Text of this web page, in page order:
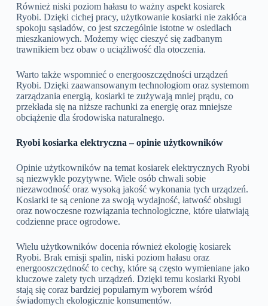
Również niski poziom hałasu to ważny aspekt kosiarek
Ryobi. Dzięki cichej pracy, użytkowanie kosiarki nie zakłóca
spokoju sąsiadów, co jest szczególnie istotne w osiedlach
mieszkaniowych. Możemy więc cieszyć się zadbanym
trawnikiem bez obaw o uciążliwość dla otoczenia.
Warto także wspomnieć o energooszczędności urządzeń
Ryobi. Dzięki zaawansowanym technologiom oraz systemom
zarządzania energią, kosiarki te zużywają mniej prądu, co
przekłada się na niższe rachunki za energię oraz mniejsze
obciążenie dla środowiska naturalnego.
Ryobi kosiarka elektryczna – opinie użytkowników
Opinie użytkowników na temat kosiarek elektrycznych Ryobi
są niezwykle pozytywne. Wiele osób chwali sobie
niezawodność oraz wysoką jakość wykonania tych urządzeń.
Kosiarki te są cenione za swoją wydajność, łatwość obsługi
oraz nowoczesne rozwiązania technologiczne, które ułatwiają
codzienne prace ogrodowe.
Wielu użytkowników docenia również ekologię kosiarek
Ryobi. Brak emisji spalin, niski poziom hałasu oraz
energooszczędność to cechy, które są często wymieniane jako
kluczowe zalety tych urządzeń. Dzięki temu kosiarki Ryobi
stają się coraz bardziej popularnym wyborem wśród
świadomych ekologicznie konsumentów.